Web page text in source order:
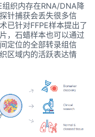
组织内存在RNA/DNA降
针捕获会丢失很多信
已针对FFPE样本提出了
，石蜡样本也可以通过
定位的全部转录组信
区域内的活跃表达情